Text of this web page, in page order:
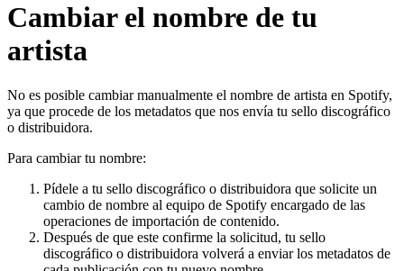
Cambiar el nombre de tu
artista
No es posible cambiar manualmente el nombre de artista en Spotify,
ya que procede de los metadatos que nos envía tu sello discográfico
o distribuidora.
Para cambiar tu nombre:
Pídele a tu sello discográfico o distribuidora que solicite un
cambio de nombre al equipo de Spotify encargado de las
operaciones de importación de contenido.
Después de que este confirme la solicitud, tu sello
discográfico o distribuidora volverá a enviar los metadatos de